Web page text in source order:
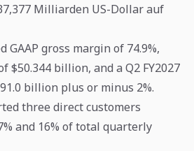
Milliarden US-Dollar auf
GAAP gross margin of 74.9%,
$50.344 billion, and a Q2 FY2027
billion plus or minus 2%.
three direct customers
and 16% of total quarterly